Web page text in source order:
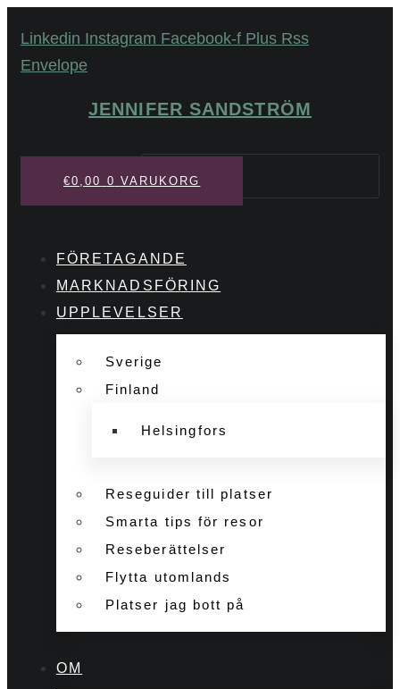
till
innehåll
Linkedin Instagram Facebook-f Plus Rss
Envelope
JENNIFER SANDSTRÖM
Sök
€0,00 0 VARUKORG
FÖRETAGANDE
MARKNADSFÖRING
UPPLEVELSER
Sverige
Finland
Helsingfors
Reseguider till platser
Smarta tips för resor
Reseberättelser
Flytta utomlands
Platser jag bott på
OM